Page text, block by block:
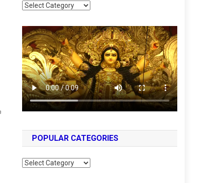
Categories
POPULAR CATEGORIES
Popular